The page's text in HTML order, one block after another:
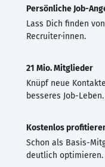
Persönliche Job-
Lass Dich finden
Recruiter·innen.
21 Mio. Mitglieder
Knüpf neue
besseres Job-Leben.
Kostenlos
Schon als Basis-
deutlich optimieren.